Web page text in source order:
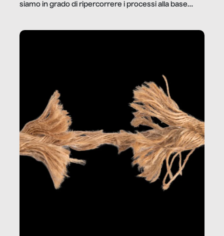
siamo in grado di ripercorrere i processi alla base
dietro gli oggetti e i servizi che fanno la nostra vita